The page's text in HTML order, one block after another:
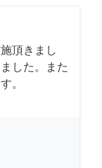
頂きまし
した。また
。